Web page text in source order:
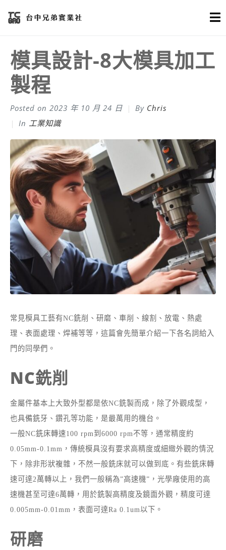
模具設計-8大模具加工
製程
Posted on 2023 年 10 月 24 日 By Chris
In 工業知識
常見模具工藝有NC銑削、研磨、車削、線割、放電、熱處
理、表面處理、焊補等等，這篇會先簡單介紹一下各名詞給入
門的同學們。
NC銑削
金屬件基本上大致外型都是依NC銑製而成，除了外觀成型，
也具備銑牙、鑽孔等功能，是最萬用的機台。
一般NC銑床轉速100 rpm到6000 rpm不等，通常精度約
0.05mm-0.1mm，傳統模具沒有要求高精度或細緻外觀的情況
下，除非形狀複雜，不然一般銑床就可以做到底。有些銑床轉
速可達2萬轉以上，我們一般稱為”高速機”，光學廠使用的高
速機甚至可達6萬轉，用於銑製高精度及鏡面外觀，精度可達
0.005mm-0.01mm，表面可達Ra 0.1um以下。
研磨